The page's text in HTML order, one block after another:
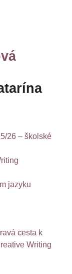
26 – školské
jazyku
cesta k
Writing